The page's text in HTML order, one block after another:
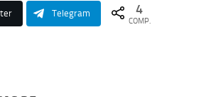
Telegram 4
COMP.